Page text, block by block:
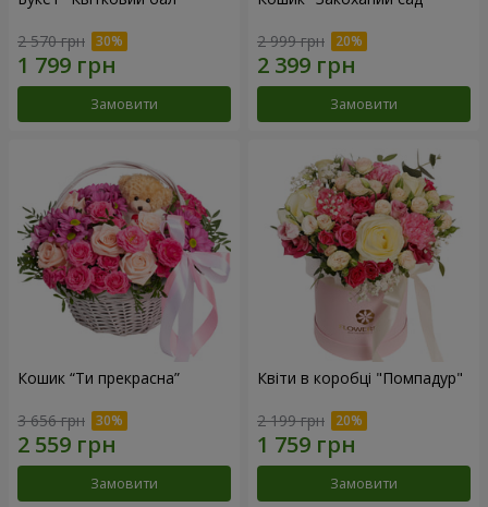
2 570 грн
Замовити
2 999 грн
Замовити
Кошик “Ти прекрасна”
3 656 грн
Замовити
Квіти в коробці "Помпадур"
2 199 грн
Замовити